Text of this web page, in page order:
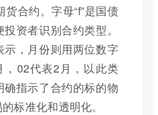
合约。字母“f”是国债
资者识别合约类型。
，月份则用两位数字
02代表2月，以此类
指示了合约的标的物
标准化和透明化。